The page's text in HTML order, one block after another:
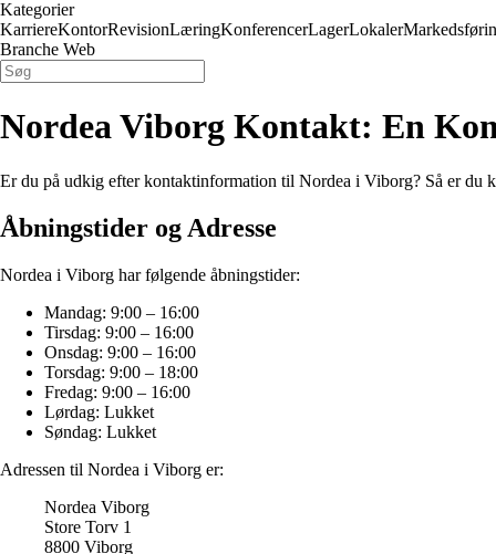
Kategorier
KarriereKontorRevisionLæringKonferencerLagerLokaler
Branche Web
Nordea Viborg Kontakt: En
Er du på udkig efter kontaktinformation til Nordea i Viborg? Så er du
Åbningstider og Adresse
Nordea i Viborg har følgende åbningstider:
Mandag: 9:00 – 16:00
Tirsdag: 9:00 – 16:00
Onsdag: 9:00 – 16:00
Torsdag: 9:00 – 18:00
Fredag: 9:00 – 16:00
Lørdag: Lukket
Søndag: Lukket
Adressen til Nordea i Viborg er:
Nordea Viborg
Store Torv 1
8800 Viborg